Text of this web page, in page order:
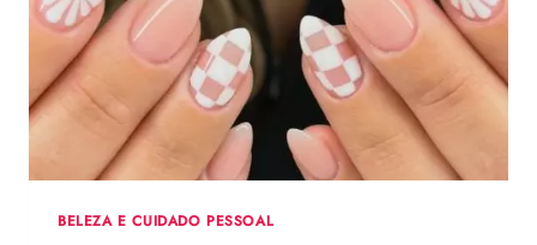
DE
PRESENTES
CRIATIVOS
COM
PASSO
A
BELEZA E CUIDADO PESSOAL